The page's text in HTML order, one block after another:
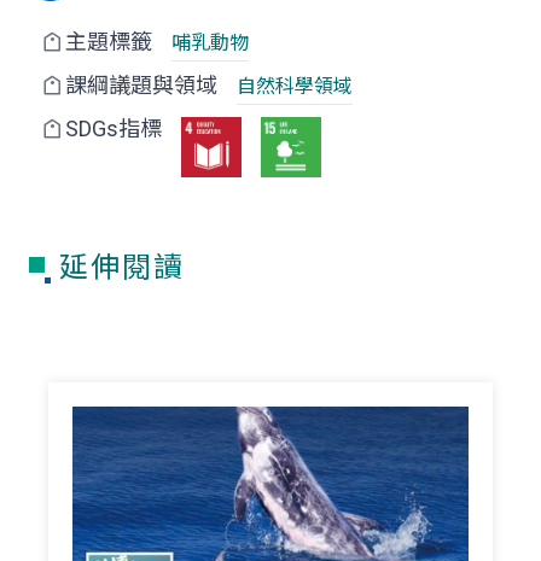
主題標籤 哺乳動物
課綱議題與領域 自然科學領域
SDGs指標
延伸閱讀